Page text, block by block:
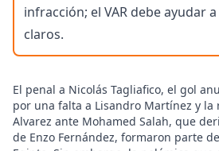
infracción; el VAR debe ayudar
claros.
El penal a Nicolás Tagliafico, el gol
por una falta a Lisandro Martínez y la
Alvarez ante Mohamed Salah, que
de Enzo Fernández, formaron parte